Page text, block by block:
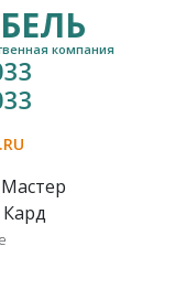
компания